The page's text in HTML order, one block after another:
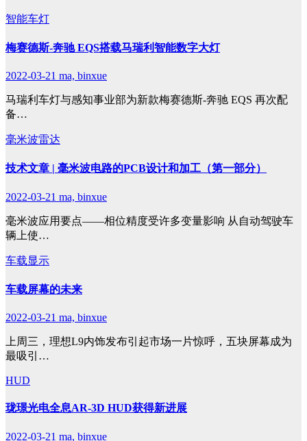
智能车灯
梅赛德斯-奔驰 EQS搭载马瑞利智能数字大灯
2022-03-21 ma, binxue
马瑞利车灯与感知事业部为新款梅赛德斯-奔驰 EQS 再次配
备…
毫米波雷达
技术文章 | 毫米波电路的PCB设计和加工（第一部分）
2022-03-21 ma, binxue
毫米波应用要点——相位精度受许多变量影响 从自动驾驶车
辆上使…
车载显示
车载屏幕的未来
2022-03-21 ma, binxue
上周三，理想L9内饰发布引起市场一片惊呼，五块屏幕成为
最吸引…
HUD
珑璟光电全息AR-3D HUD获得新进展
2022-03-21 ma, binxue